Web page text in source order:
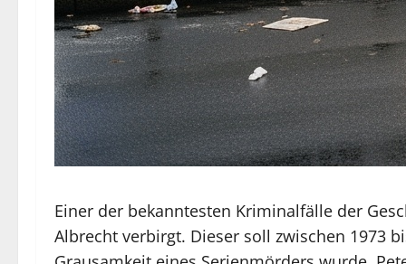
Einer der bekanntesten Kriminalfälle der
Albrecht verbirgt. Dieser soll zwischen 1973